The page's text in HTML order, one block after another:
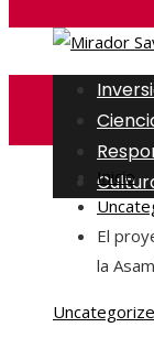
Inicio
El
la